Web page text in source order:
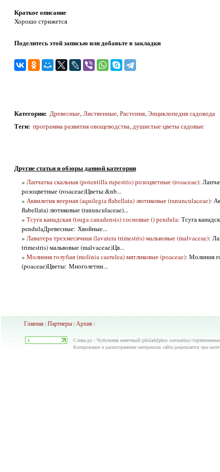
Краткое описание
Хорошо стрижется
Поделитесь этой записью или добавьте в закладки
Категории: Древесные,Лиственные,Растения,Энциклопедия садовода
Теги: программа развития овощеводства,душистые цветы садовые
Другие статьи и обзоры данной категории
» Лапчатка скальная (potentilla rupestris) розоцветные (rosaceae):
розоцветные (rosaceae)Цветы:&nb...
» Аквилегия веерная (aquilegia flabellata) лютиковые (ranunculaceae):
flabellata) лютиковые (ranunculaceae)...
» Тсуга канадская (tsuga canadensis) сосновые () pendula: Тсуга
pendulaДревесные: Хвойные...
» Лаватера трехмесячная (lavatera trimestris) мальвовые (malvaceae):
trimestris) мальвовые (malvaceae)Цв...
» Молиния голубая (molinia caerulea) мятликовые (poaceae): Молиния
(poaceae)Цветы: Многолетни...
Главная| Партнеры| Архив|
Слива.ру : Чубушник венечный (philadelphus coronarius)
Копирование и распостранение материалов сайта разрешается при